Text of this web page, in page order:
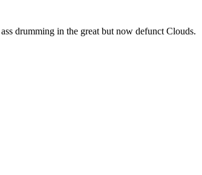
drumming in the great but now defunct Clouds.